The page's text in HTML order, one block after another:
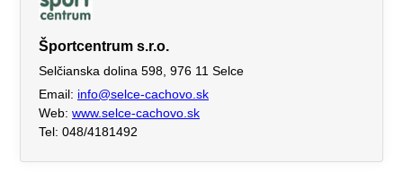
Športcentrum s.r.o.
Selčianska dolina 598, 976 11 Selce
Email: info@selce-cachovo.sk
Web: www.selce-cachovo.sk
Tel: 048/4181492